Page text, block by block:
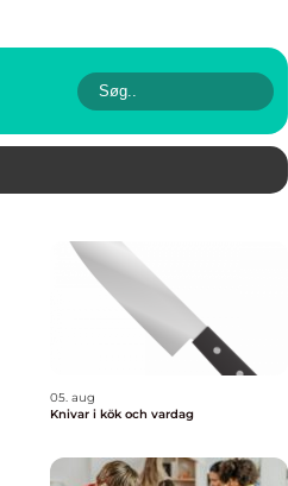
05. aug
Knivar i kök och vardag